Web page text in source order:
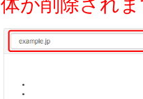
体が削除され